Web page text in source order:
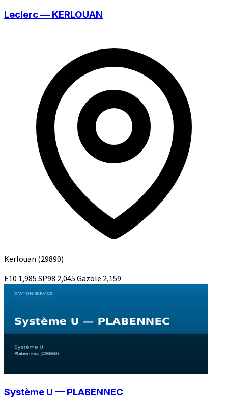
Leclerc — KERLOUAN
Kerlouan (29890)
E10 1,985SP98 2,045Gazole 2,159
Système U — PLABENNEC